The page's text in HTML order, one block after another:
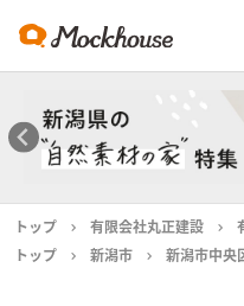
トップ 有限会社丸正建設
トップ
新潟市 新潟市中央